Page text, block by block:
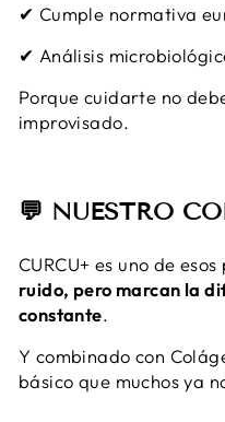
✔ Cumple normativa
✔ Análisis
Porque cuidarte no
improvisado.
💬 NUESTRO
CURCU+ es uno de
ruido, pero marcan la
constante.
Y combinado con
básico que muchos ya